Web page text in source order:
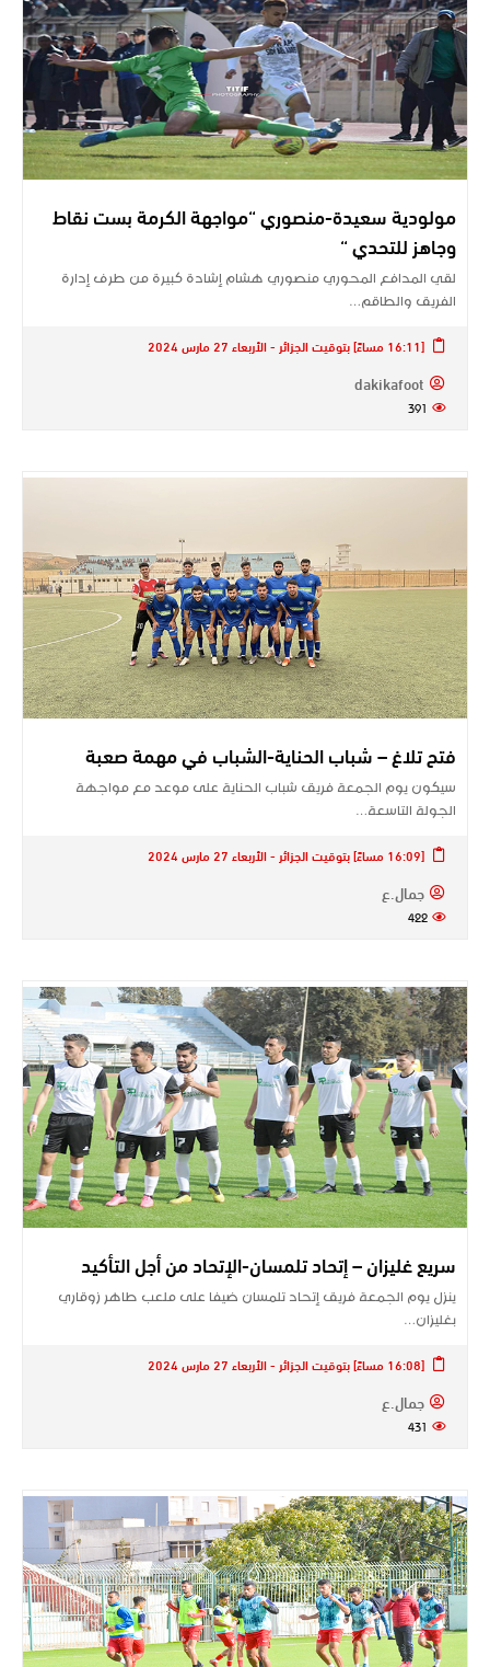
مولودية سعيدة-منصوري “مواجهة الكرمة بست نقاط
وجاهز للتحدي “
لقي المدافع المحوري منصوري هشام إشادة كبيرة من طرف إدارة
الفريق والطاقم…
[16:11 مساءً] بتوقيت الجزائر - الأربعاء 27 مارس 2024
dakikafoot
391
فتح تلاغ – شباب الحناية-الشباب في مهمة صعبة
سيكون يوم الجمعة فريق شباب الحناية على موعد مع مواجهة
الجولة التاسعة…
[16:09 مساءً] بتوقيت الجزائر - الأربعاء 27 مارس 2024
جمال.ع
422
سريع غليزان – إتحاد تلمسان-الإتحاد من أجل التأكيد
ينزل يوم الجمعة فريق إتحاد تلمسان ضيفا على ملعب طاهر زوقاري
بغليزان…
[16:08 مساءً] بتوقيت الجزائر - الأربعاء 27 مارس 2024
جمال.ع
431